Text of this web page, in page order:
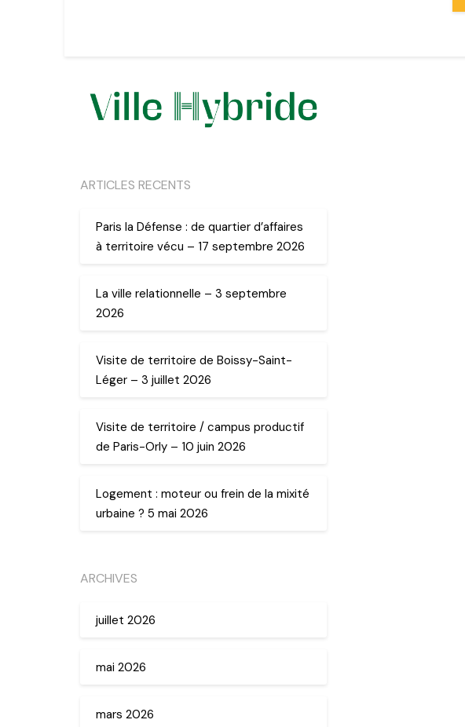
ARTICLES RECENTS
Paris la Défense : de quartier d’affaires
à territoire vécu – 17 septembre 2026
La ville relationnelle – 3 septembre
2026
Visite de territoire de Boissy-Saint-
Léger – 3 juillet 2026
Visite de territoire / campus productif
de Paris-Orly – 10 juin 2026
Logement : moteur ou frein de la mixité
urbaine ? 5 mai 2026
ARCHIVES
juillet 2026
mai 2026
mars 2026